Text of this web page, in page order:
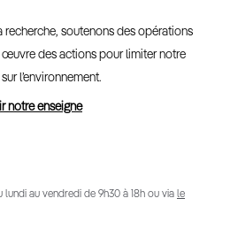
recherche, soutenons des opérations
des actions pour limiter notre
l’environnement.
notre enseigne
lundi au vendredi de 9h30 à 18h ou via le